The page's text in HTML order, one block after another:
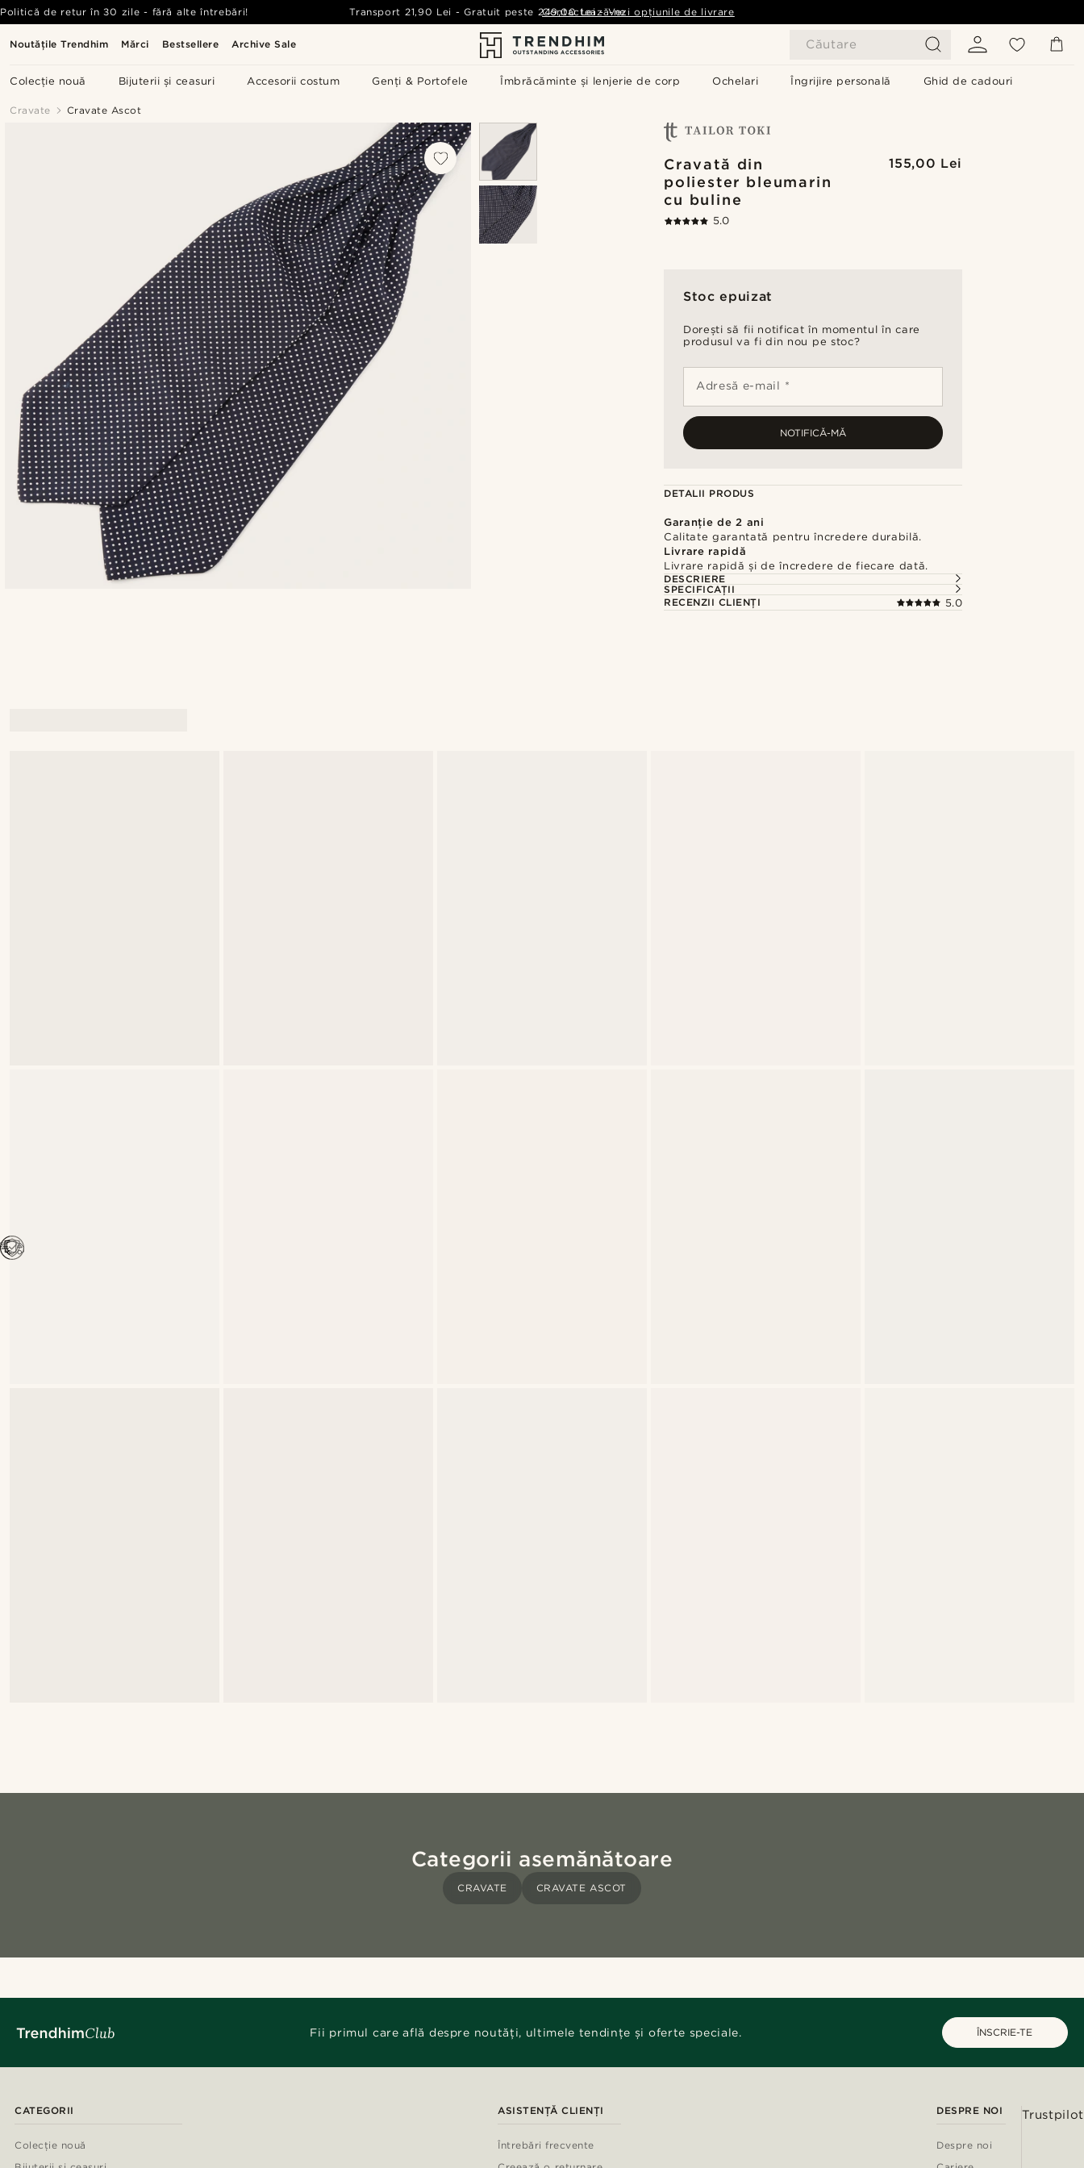
Noutățile Trendhim Mărci Bestsellere Archive Sale Căutare
Colecție nouă Bijuterii și ceasuri Accesorii costum Genți & Portofele Îmbrăcăminte și lenjerie de corp Ochelari Îngrijire personală Ghid de cadouri
Politică de retur în 30 zile - fără alte întrebări! Transport 21,90 Lei -Gratuit peste 249,00 Lei - Vezi opțiunile de livrare
Contactează-ne
Cravate Cravate Ascot
Cravată din
poliester bleumarin
cu buline
155,00 Lei
5.0
Stoc epuizat
Dorești să fii notificat în momentul în care
produsul va fi din nou pe stoc?
Adresă e-mail *
NOTIFICĂ-MĂ
DETALII PRODUS
Garanție de 2 ani
Calitate garantată pentru încredere durabilă.
Livrare rapidă
Livrare rapidă și de încredere de fiecare dată.
DESCRIERE
SPECIFICAȚII
RECENZII CLIENȚI
5.0
Categorii asemănătoare
CRAVATE CRAVATE ASCOT
Fii primul care află despre noutăți, ultimele tendințe și oferte speciale. ÎNSCRIE-TE
CATEGORII
Colecție nouă
ASISTENȚĂ CLIENȚI
Întrebări frecvente
DESPRE NOI
Despre noi
Trustpilot